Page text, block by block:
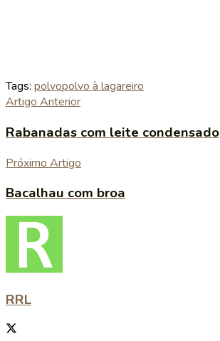
Tags: polvopolvo à lagareiro
Artigo Anterior
Rabanadas com leite condensado
Próximo Artigo
Bacalhau com broa
RRL